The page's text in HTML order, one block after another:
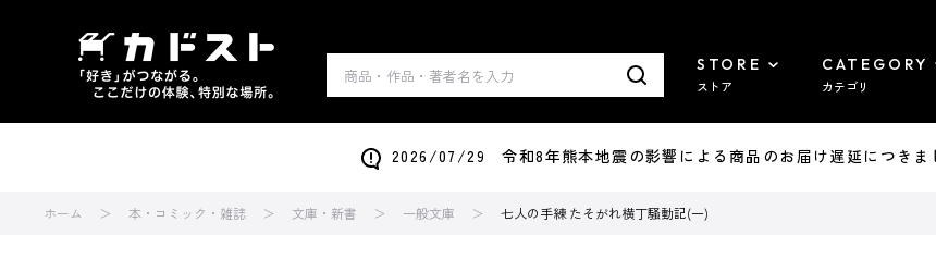
STORE
ストア
CATEGORY
カテゴリ
2026/07/29 令和8年熊本地震の影響による商品のお届け遅延につきま
ホーム 本・コミック・雑誌 文庫・新書 一般文庫 七人の手練 たそがれ横丁騒動記(一)